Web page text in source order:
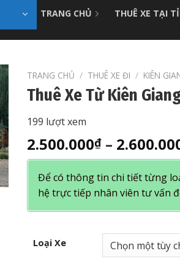
TRANG CHỦ THUÊ XE TẠI
TRANG CHỦ / THUÊ XE ĐI / KIÊN
Thuê Xe Từ Kiên
199 lượt xem
2.500.000₫ –
Để có thông tin chi tiết từng
hệ trực tiếp nhân viên tư vấn
Loại Xe